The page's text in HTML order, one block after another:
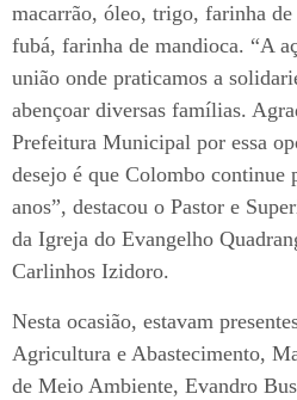
macarrão, óleo, trigo, farinha
fubá, farinha de mandioca. “A
união onde praticamos a
abençoar diversas famílias.
Prefeitura Municipal por essa
desejo é que Colombo continue
anos”, destacou o Pastor e
da Igreja do Evangelho
Carlinhos Izidoro.
Nesta ocasião, estavam
Agricultura e Abastecimento,
de Meio Ambiente, Evandro